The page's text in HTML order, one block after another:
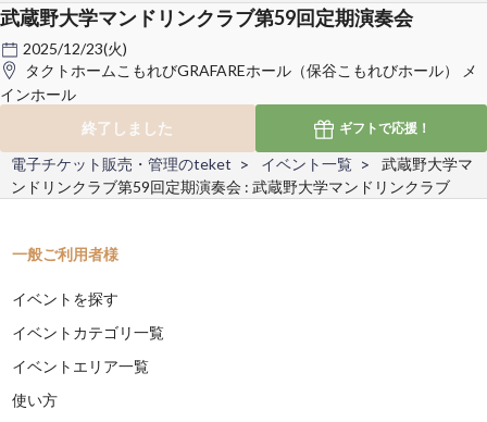
武蔵野大学マンドリンクラブ第59回定期演奏会
2025/12/23(火)
タクトホームこもれびGRAFAREホール（保谷こもれびホール） メ
インホール
終了しました
ギフトで応援！
電子チケット販売・管理のteket イベント一覧
武蔵野大学マ
ンドリンクラブ第59回定期演奏会 : 武蔵野大学マンドリンクラブ
一般ご利用者様
イベントを探す
イベントカテゴリ一覧
イベントエリア一覧
使い方